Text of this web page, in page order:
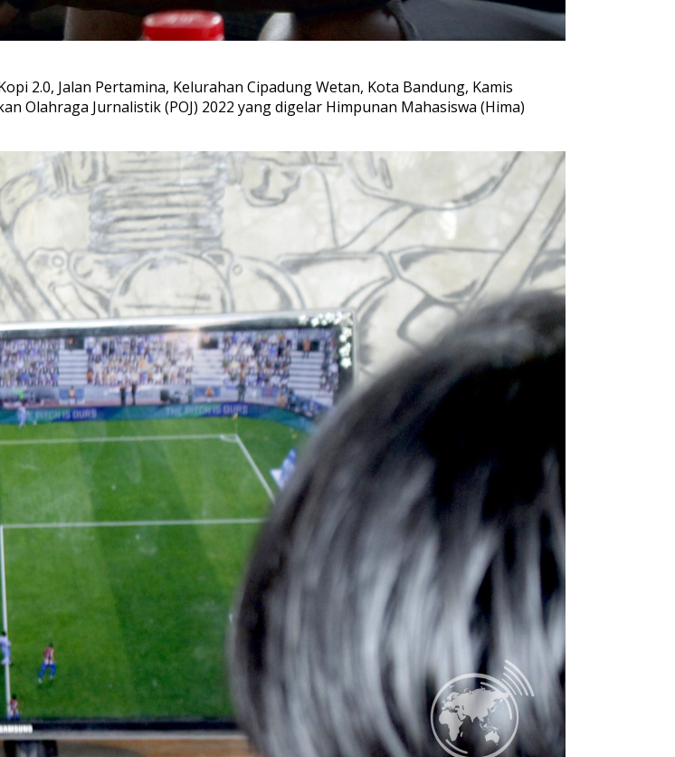
2.0, Jalan Pertamina, Kelurahan Cipadung Wetan, Kota Bandung, Kamis
Olahraga Jurnalistik (POJ) 2022 yang digelar Himpunan Mahasiswa (Hima)